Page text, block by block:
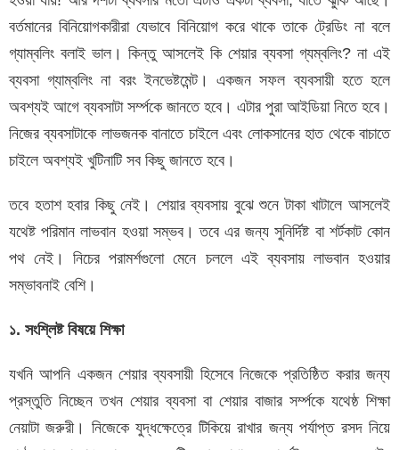
বর্তমানের বিনিয়োগকারীরা যেভাবে বিনিয়োগ করে থাকে তাকে ট্রেডিং না বলে
গ্যাম্বলিং বলাই ভাল। কিন্তু আসলেই কি শেয়ার ব্যবসা গ্যম্বলিং? না এই
ব্যবসা গ্যাম্বলিং না বরং ইনভেষ্টমেন্ট। একজন সফল ব্যবসায়ী হতে হলে
অবশ্যই আগে ব্যবসাটা সর্ম্পকে জানতে হবে। এটার পুরা আইডিয়া নিতে হবে।
নিজের ব্যবসাটাকে লাভজনক বানাতে চাইলে এবং লোকসানের হাত থেকে বাচাতে
চাইলে অবশ্যই খুটিনাটি সব কিছু জানতে হবে।
তবে হতাশ হবার কিছু নেই। শেয়ার ব্যবসায় বুঝে শুনে টাকা খাটালে আসলেই
যথেষ্ট পরিমান লাভবান হওয়া সম্ভব। তবে এর জন্য সুনির্দিষ্ট বা শর্টকাট কোন
পথ নেই। নিচের পরামর্শগুলো মেনে চললে এই ব্যবসায় লাভবান হওয়ার
সম্ভাবনাই বেশি।
১. সংশ্লিষ্ট বিষয়ে শিক্ষা
যখনি আপনি একজন শেয়ার ব্যবসায়ী হিসেবে নিজেকে প্রতিষ্ঠিত করার জন্য
প্রস্তুতি নিচ্ছেন তখন শেয়ার ব্যবসা বা শেয়ার বাজার সর্ম্পকে যথেষ্ঠ শিক্ষা
নেয়াটা জরুরী। নিজেকে যুদ্ধক্ষেত্রে টিকিয়ে রাখার জন্য পর্যাপ্ত রসদ নিয়ে